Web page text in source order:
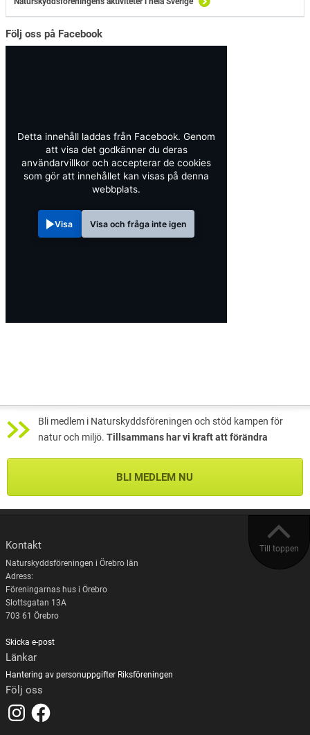
Följ oss på Facebook
Detta innehåll laddas från Facebook. Genom
att visa det godkänner du deras
användarvillkor och accepterar de cookies
som gör att innehållet kan visas på denna
webbplats.
Visa Visa och fråga inte igen
Bli medlem i Naturskyddsföreningen och stöd kampen för
natur och miljö. Tillsammans har vi kraft att förändra
BLI MEDLEM NU
Till toppen
Kontakt
Naturskyddsföreningen i Örebro län
Adress:
Föreningarnas hus i Örebro
Slottsgatan 13A
703 61 Örebro
Skicka e-post
Länkar
Hantering av personuppgifter Riksföreningen
Följ oss